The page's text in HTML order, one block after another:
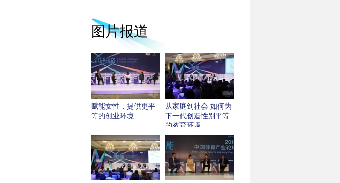
图片报道
赋能女性，提供更平
等的创业环境
从家庭到社会 如何为
下一代创造性别平等
的教育环境